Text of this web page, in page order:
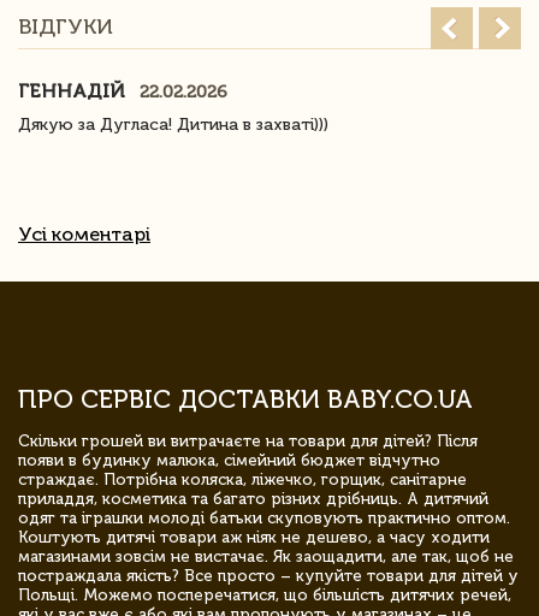
ВІДГУКИ
ГЕННАДІЙ
22.02.2026
Дякую за Дугласа! Дитина в захваті)))
Усі коментарі
ПРО СЕРВІС ДОСТАВКИ BABY.CO.UA
Скільки грошей ви витрачаєте на товари для дітей? Після
появи в будинку малюка, сімейний бюджет відчутно
страждає. Потрібна коляска, ліжечко, горщик, санітарне
приладдя, косметика та багато різних дрібниць. А дитячий
одяг та іграшки молоді батьки скуповують практично оптом.
Коштують дитячі товари аж ніяк не дешево, а часу ходити
магазинами зовсім не вистачає. Як заощадити, але так, щоб не
постраждала якість? Все просто – купуйте товари для дітей у
Польщі. Можемо посперечатися, що більшість дитячих речей,